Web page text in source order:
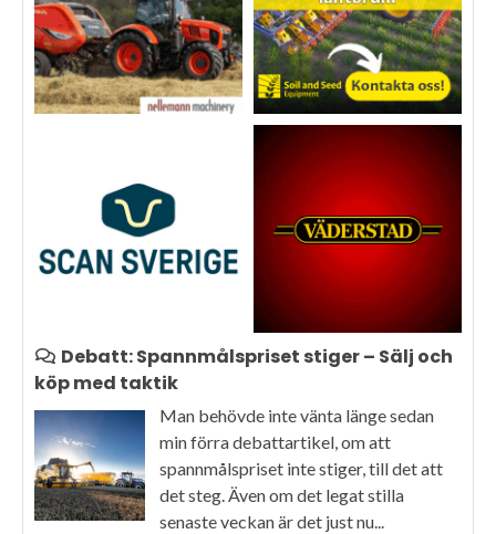
Debatt: Spannmålspriset stiger – Sälj och
köp med taktik
Man behövde inte vänta länge sedan
min förra debattartikel, om att
spannmålspriset inte stiger, till det att
det steg. Även om det legat stilla
senaste veckan är det just nu...